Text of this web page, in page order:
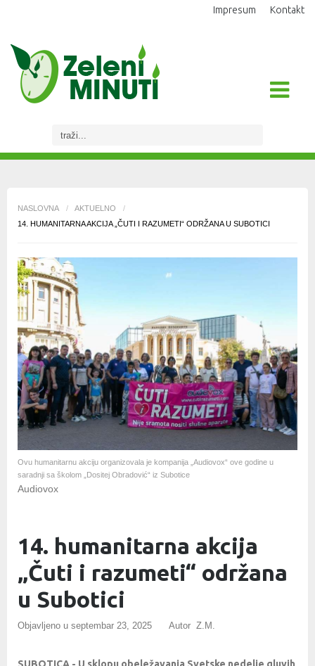
Impresum Kontakt
NASLOVNA / AKTUELNO
/
14. HUMANITARNA AKCIJA „ČUTI I RAZUMETI“ ODRŽANA U SUBOTICI
Ovu humanitarnu akciju organizovala je kompanija „Audiovox“ ove godine u
saradnji sa školom „Dositej Obradović“ iz Subotice
Audiovox
14. humanitarna akcija
„Čuti i razumeti“ održana
u Subotici
Objavljeno u septembar 23, 2025 Autor Z.M.
SUBOTICA - U sklopu obeležavanja Svetske nedelje gluvih